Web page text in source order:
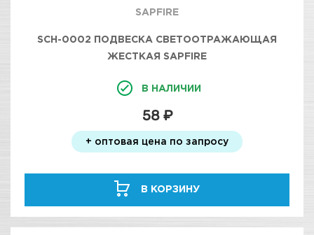
SAPFIRE
SCH-0002 ПОДВЕСКА СВЕТООТРАЖАЮЩАЯ
ЖЕСТКАЯ SAPFIRE
В НАЛИЧИИ
58 ₽
+ оптовая цена по запросу
В КОРЗИНУ